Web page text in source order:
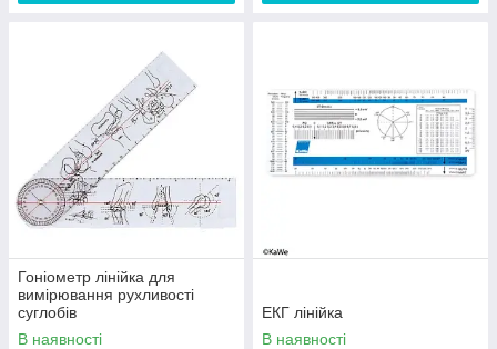
Гоніометр лінійка для
вимірювання рухливості
суглобів
В наявності
ЕКГ лінійка
В наявності